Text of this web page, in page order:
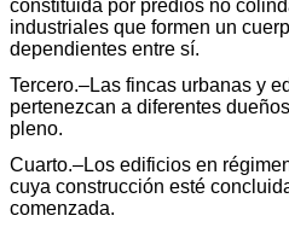
constituida por predios no
industriales que formen un
dependientes entre sí.
Tercero.–Las fincas urbanas y
pertenezcan a diferentes
pleno.
Cuarto.–Los edificios en
cuya construcción esté
comenzada.